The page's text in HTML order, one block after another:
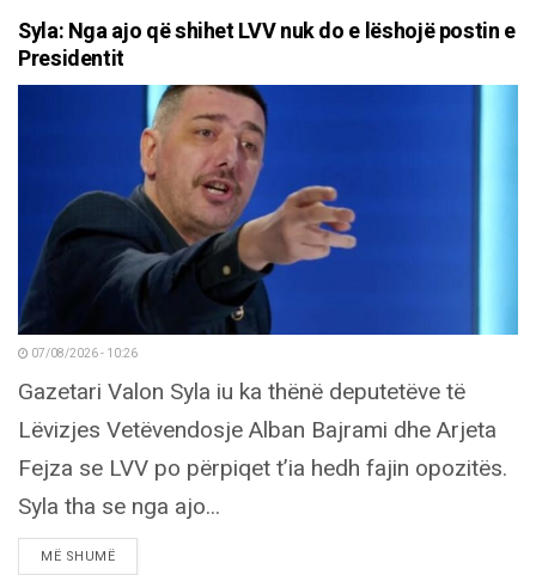
Syla: Nga ajo që shihet LVV nuk do e lëshojë postin e
Presidentit
07/08/2026 - 10:26
Gazetari Valon Syla iu ka thënë deputetëve të
Lëvizjes Vetëvendosje Alban Bajrami dhe Arjeta
Fejza se LVV po përpiqet t’ia hedh fajin opozitës.
Syla tha se nga ajo...
MË SHUMËDETAILS